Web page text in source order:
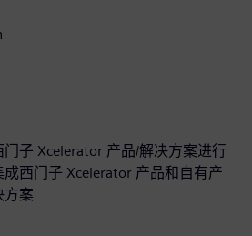
子 Xcelerator 产品/解决方案进行
西门子 Xcelerator 产品和自有产
方案